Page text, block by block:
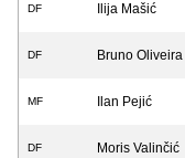
DF Ilija Mašić
DF Bruno Oliveira
MF Ilan Pejić
DF Moris Valinčić